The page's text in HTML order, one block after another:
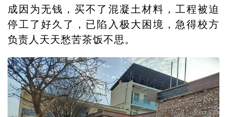
成因为无钱，买不了混凝土材料，工程被迫
停工了好久了，已陷入极大困境，急得校方
负责人天天愁苦茶饭不思。